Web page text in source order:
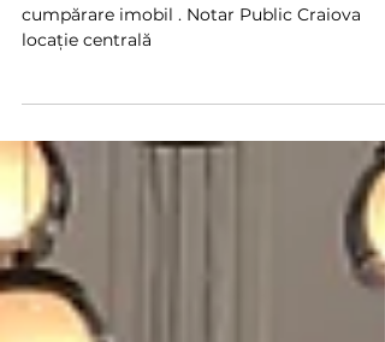
Notar Craiova
cumpărare imobil . Notar Public Craiova